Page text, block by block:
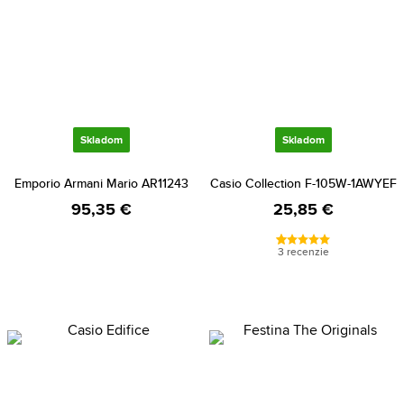
Skladom
Emporio Armani Mario AR11243
95,35 €
Skladom
Casio Collection F-105W-1AWYEF
25,85 €
3 recenzie